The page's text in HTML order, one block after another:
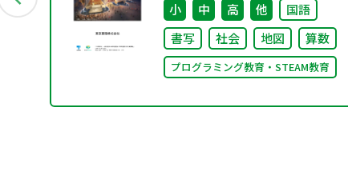
ン」に出展・協賛します～
小 中 高 他
国語
書写
社会 地図 算数
プログラミング教育・STEAM教育